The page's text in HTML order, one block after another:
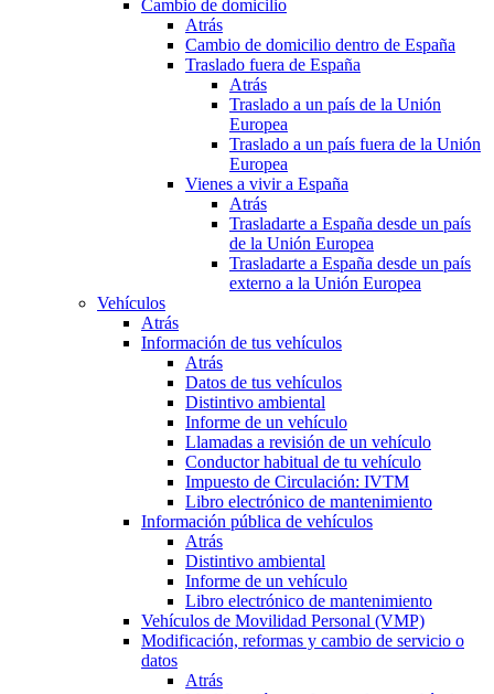
Cambio de domicilio
Atrás
Cambio de domicilio dentro de España
Traslado fuera de España
Atrás
Traslado a un país de la Unión
Europea
Traslado a un país fuera de la Unión
Europea
Vienes a vivir a España
Atrás
Trasladarte a España desde un país
de la Unión Europea
Trasladarte a España desde un país
externo a la Unión Europea
Vehículos
Atrás
Información de tus vehículos
Atrás
Datos de tus vehículos
Distintivo ambiental
Informe de un vehículo
Llamadas a revisión de un vehículo
Conductor habitual de tu vehículo
Impuesto de Circulación: IVTM
Libro electrónico de mantenimiento
Información pública de vehículos
Atrás
Distintivo ambiental
Informe de un vehículo
Libro electrónico de mantenimiento
Vehículos de Movilidad Personal (VMP)
Modificación, reformas y cambio de servicio o
datos
Atrás